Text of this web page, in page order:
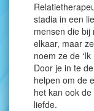
stadia in een
mensen die bij
elkaar, maar
noem ze de
Door je in te
helpen om de
het kan ook
liefde.